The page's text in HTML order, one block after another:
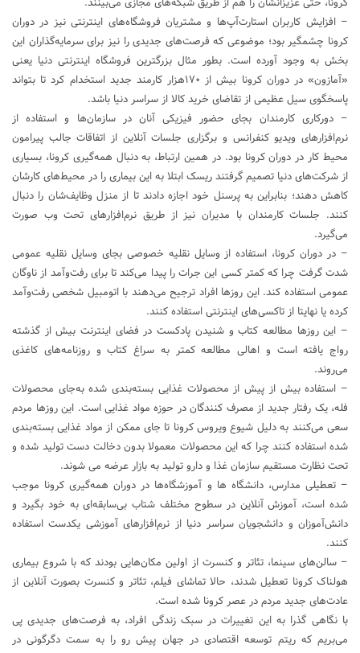
– افزایش کاربران استارت‌آپ‌ها و مشتریان فروشگاه‌های اینترنتی نیز در دوران
کرونا چشمگیر بود؛ موضوعی که فرصت‌های جدیدی را نیز برای سرمایه‌گذاران این
بخش به‌ وجود آورده است. بطور مثال بزرگترین فروشگاه اینترنتی دنیا یعنی
«آمازون» در دوران کرونا بیش از ۱۷۰‌هزار کارمند جدید استخدام کرد تا بتواند
پاسخگوی سیل عظیمی از تقاضای خرید کالا از سراسر دنیا باشد.
– دورکاری کارمندان بجای حضور فیزیکی آنان در سازمان‌ها و استفاده از
نرم‌افزارهای ویدیو کنفرانس و برگزاری جلسات آنلاین از اتفاقات جالب پیرامون
محیط کار در دوران کرونا بود. در همین ارتباط، به دنبال همه‌گیری کرونا، بسیاری
از شرکت‌های دنیا تصمیم گرفتند ریسک ابتلا به این بیماری را در محیط‌های کارشان
کاهش دهند؛ بنابراین به پرسنل خود اجازه دادند تا از منزل وظایف‌شان را دنبال
کنند. جلسات کارمندان با مدیران نیز از طریق نرم‌افزارهای تحت وب صورت
می‌گیرد.
– در دوران کرونا، استفاده از وسایل نقلیه خصوصی بجای وسایل نقلیه عمومی
شدت گرفت چرا که کمتر کسی این جرات را پیدا می‌کند تا برای رفت‌وآمد از ناوگان
عمومی استفاده کند. این روزها افراد ترجیح می‌دهند با اتومبیل شخصی رفت‌وآمد
کرده یا نهایتا از تاکسی‌های اینترنتی استفاده کنند.
– این روزها مطالعه کتاب‌ و شنیدن پادکست‌ در فضای اینترنت بیش از گذشته
رواج یافته است و اهالی مطالعه کمتر به سراغ کتاب و روزنامه‌های کاغذی
می‌روند.
– استفاده بیش از پیش از محصولات غذایی بسته‌بندی شده به‌جای محصولات
فله، یک رفتار جدید از مصرف کنندگان در حوزه مواد غذایی است. این روزها مردم
سعی می‌کنند به‌ دلیل شیوع ویروس کرونا تا جای ممکن از مواد غذایی بسته‌بندی
شده استفاده کنند چرا که این محصولات معمولا بدون دخالت دست تولید شده و
تحت نظارت مستقیم سازمان غذا و دارو تولید به بازار عرضه می شوند.
– تعطیلی مدارس، دانشگاه ها و آموزشگاه‌ها در دوران همه‌گیری کرونا موجب
شده است، آموزش آنلاین در سطوح مختلف شتاب بی‌سابقه‌ای به‌ خود بگیرد و
دانش‌آموزان و دانشجویان سراسر دنیا از نرم‌افزارهای آموزشی یکدست استفاده
کنند.
– سالن‌های سینما، تئاتر و کنسرت از اولین مکان‌هایی بودند که با شروع بیماری
هولناک کرونا تعطیل شدند، حالا تماشای فیلم، تئاتر و کنسرت بصورت آنلاین از
عادت‌های جدید مردم در عصر کرونا شده است.
با نگاهی گذرا به این تغییرات در سبک زندگی افراد، به فرصت‌های جدیدی پی
می‌بریم که ریتم توسعه اقتصادی در جهان پیش رو را به سمت دگرگونی در